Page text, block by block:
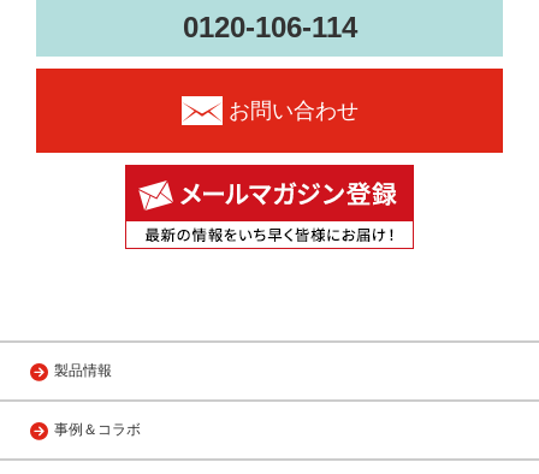
0120-106-114
お問い合わせ
製品情報
事例＆コラボ